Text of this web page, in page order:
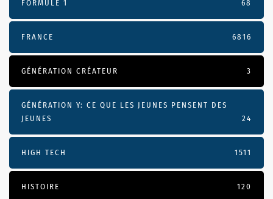
FORMULE 1 68
FRANCE 6816
GÉNÉRATION CRÉATEUR 3
GÉNÉRATION Y: CE QUE LES JEUNES PENSENT DES
JEUNES
24
HIGH TECH 1511
HISTOIRE 120